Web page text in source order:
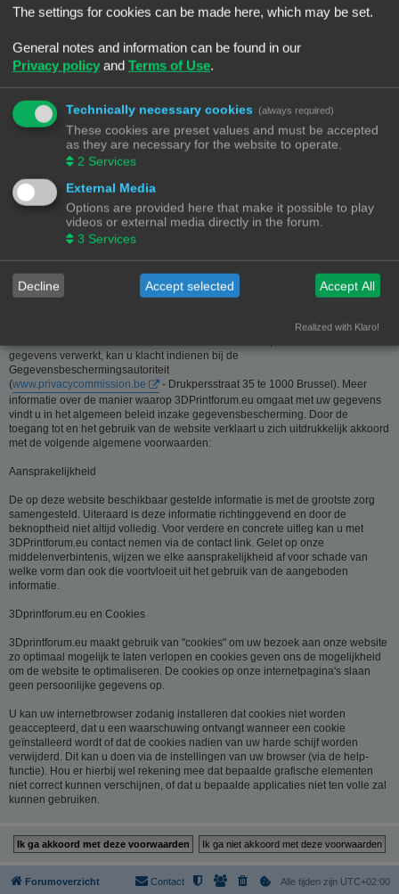
verantwoordelijk worden gehouden voor een hackpoging die ertoe kan leiden
dat de gegevens vrijkomen.
Je gaat akkoord met de regels die zijn samengesteld door de beheerders van
dit forum.: Bekijk de regels van dit Forum
Privacybeleid
Deze website is eigendom van de beheerder van 3Dprintforum.eu
Contactgegevens:
Zie contact link
Inzamelen van informatie - Privacy en gegevensbescherming
De meeste informatie op deze website is beschikbaar zonder dat er
persoonsgegevens moeten worden verstrekt. Wanneer de gebruiker toch om
persoonlijke informatie gevraagd wordt, zal deze informatie enkel gebruikt
door 3Dprintforum.eu op basis van de contractuele relatie als gevolg van het
registreren van een account dan wel op basis van haar gerechtvaardigd
belang om diensten te verlenen en u hiervoor te contacteren. De informatie
verbeteren of wissen. Daartoe volstaat het ons contact op te nemen via de
gegevens verwerkt, kan u klacht indienen bij de
Gegevensbeschermingsautoriteit
(www.privacycommission.be
- Drukpersstraat 35 te 1000 Brussel). Meer
informatie over de manier waarop 3DPrintforum.eu omgaat met uw gegevens
vindt u in het algemeen beleid inzake gegevensbescherming. Door de
toegang tot en het gebruik van de website verklaart u zich uitdrukkelijk akkoord
met de volgende algemene voorwaarden:
Aansprakelijkheid
De op deze website beschikbaar gestelde informatie is met de grootste zorg
samengesteld. Uiteraard is deze informatie richtinggevend en door de
beknoptheid niet altijd volledig. Voor verdere en concrete uitleg kan u met
3DPrintforum.eu contact nemen via de contact link. Gelet op onze
middelenverbintenis, wijzen we elke aansprakelijkheid af voor schade van
welke vorm dan ook die voortvloeit uit het gebruik van de aangeboden
informatie.
3Dprintforum.eu en Cookies
3Dprintforum.eu maakt gebruik van "cookies" om uw bezoek aan onze website
zo optimaal mogelijk te laten verlopen en cookies geven ons de mogelijkheid
om de website te optimaliseren. De cookies op onze internetpagina's slaan
geen persoonlijke gegevens op.
U kan uw internetbrowser zodanig installeren dat cookies niet worden
geaccepteerd, dat u een waarschuwing ontvangt wanneer een cookie
geïnstalleerd wordt of dat de cookies nadien van uw harde schijf worden
verwijderd. Dit kan u doen via de instellingen van uw browser (via de help-
functie). Hou er hierbij wel rekening mee dat bepaalde grafische elementen
niet correct kunnen verschijnen, of dat u bepaalde applicaties niet ten volle zal
kunnen gebruiken.
Forumoverzicht Alle tijden zijn UTC+02:00
Contact
The settings for cookies can be made here, which may be set.
General notes and information can be found in our
Privacy policy and Terms of Use.
Technically necessary cookies (always required)
These cookies are preset values and must be accepted
as they are necessary for the website to operate.
2 Services
External Media
Options are provided here that make it possible to play
videos or external media directly in the forum.
3 Services
Decline Accept selected Accept All
Realized with Klaro!